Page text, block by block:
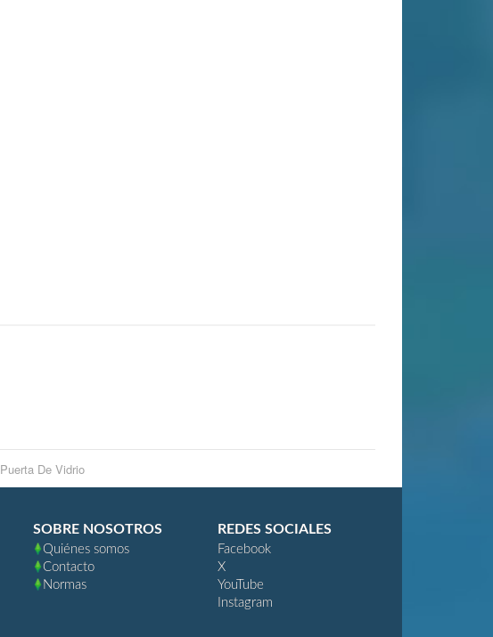
Puerta De Vidrio
SOBRE NOSOTROS
Quiénes somos
Contacto
Normas
REDES SOCIALES
Facebook
X
YouTube
Instagram